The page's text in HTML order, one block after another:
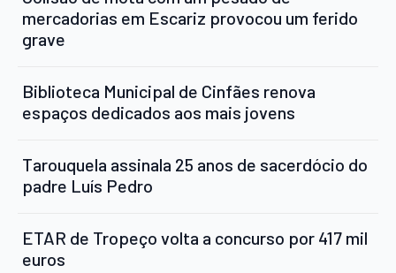
mercadorias em Escariz provocou um ferido
grave
Biblioteca Municipal de Cinfães renova
espaços dedicados aos mais jovens
Tarouquela assinala 25 anos de sacerdócio do
padre Luís Pedro
ETAR de Tropeço volta a concurso por 417 mil
euros